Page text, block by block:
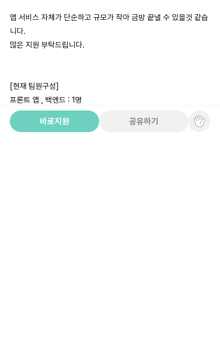
앱 서비스 자체가 단순하고 규모가 작아 금방 끝낼 수 있을것 같습
니다.
많은 지원 부탁드립니다.
[현재 팀원구성]
프론트 앱 , 백엔드 : 1명
디자이너 : 1명
바로지원 공유하기